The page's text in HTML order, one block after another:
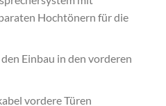
Hochtönern für die
Einbau in den vorderen
vordere Türen